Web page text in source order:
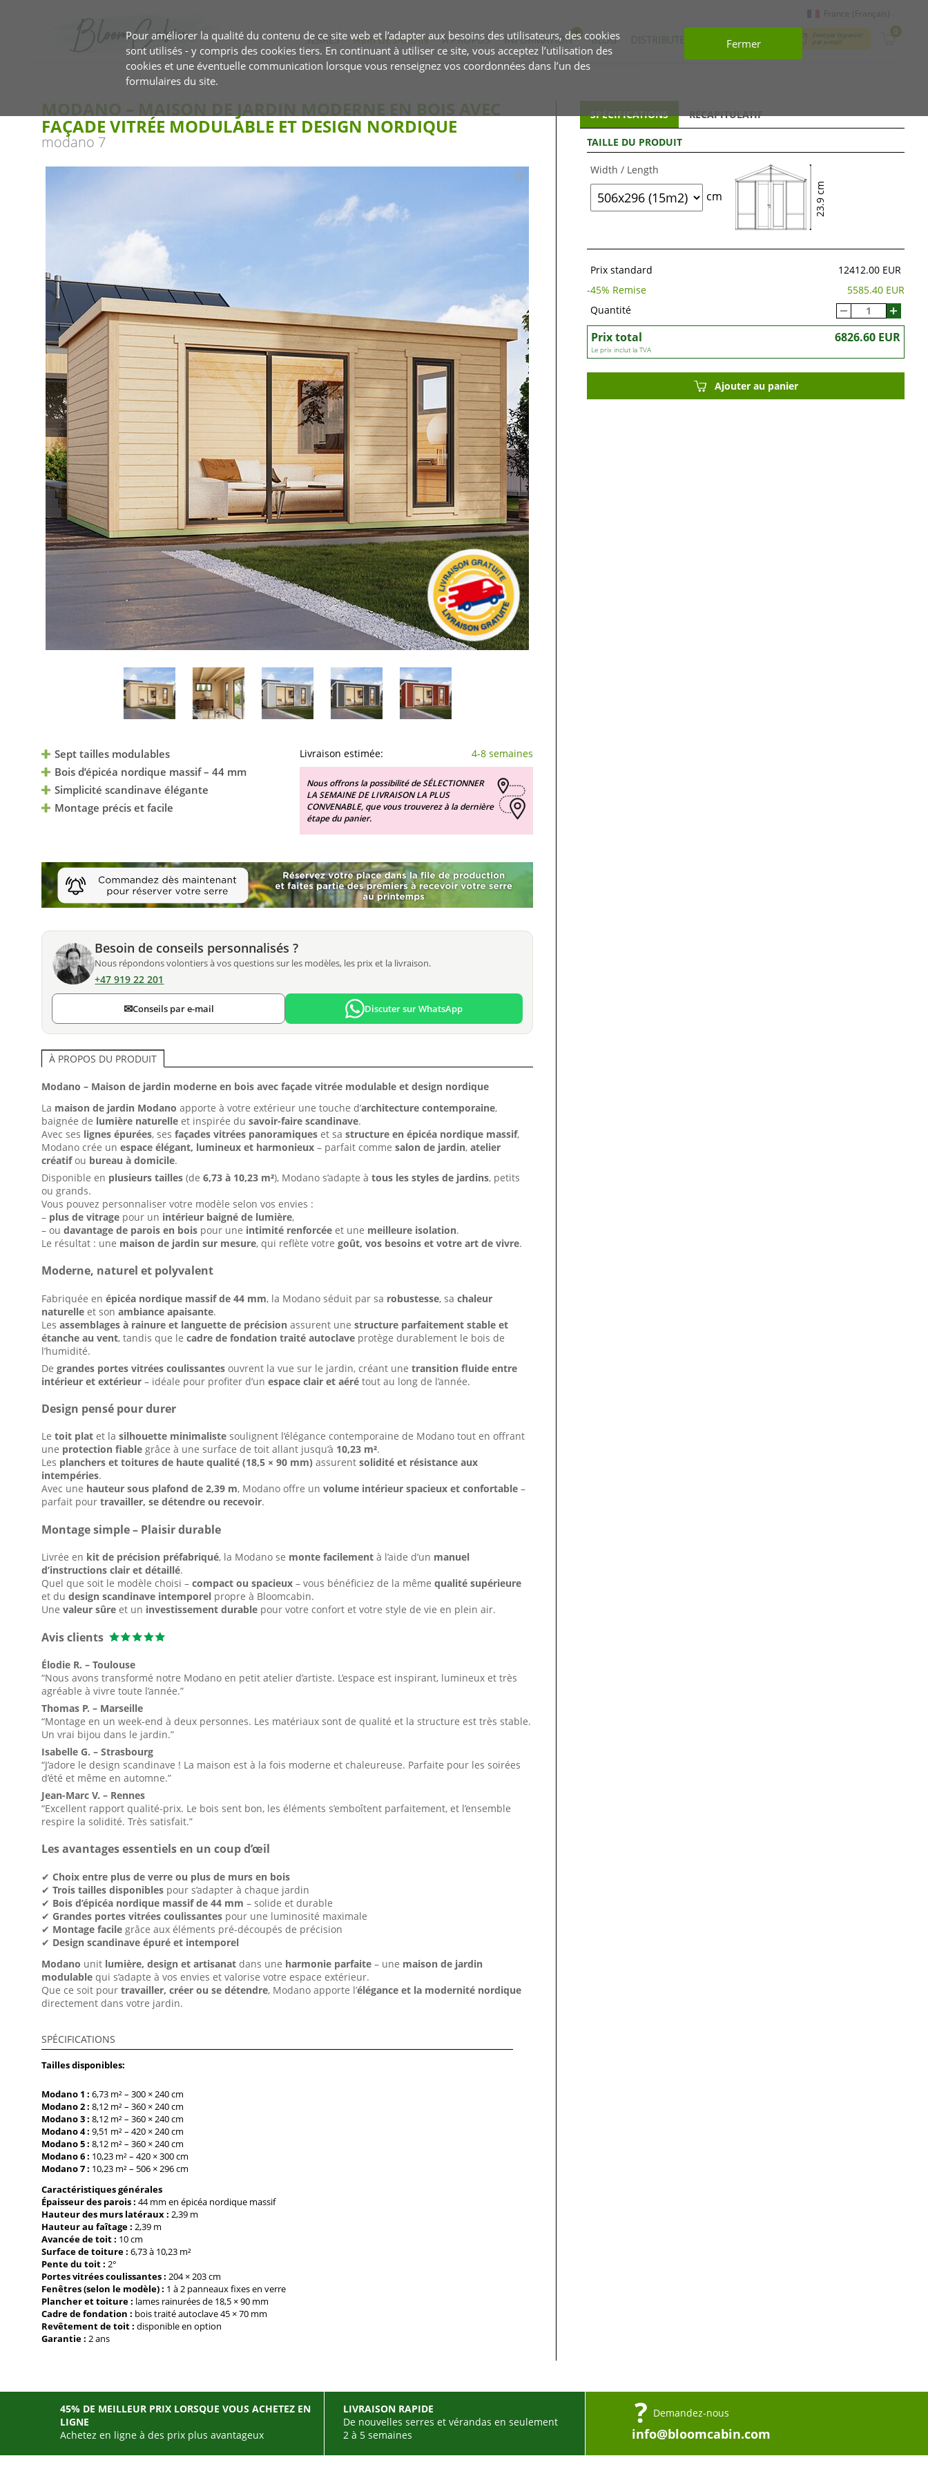
Pour améliorer la qualité du contenu de ce site web et l’adapter aux besoins des utilisateurs, des cookies
sont utilisés - y compris des cookies tiers. En continuant à utiliser ce site, vous acceptez l’utilisation des
cookies et une éventuelle communication lorsque vous renseignez vos coordonnées dans l’un des
formulaires du site.
Fermer
0
SERRES ABRI DE JARDIN À PROPOS INFORMATION BLOG CONTACTS
France (Français)
MODANO – MAISON DE JARDIN MODERNE EN BOIS AVEC
FAÇADE VITRÉE MODULABLE ET DESIGN NORDIQUE
modano 7
Sept tailles modulables
Bois d’épicéa nordique massif – 44 mm
Simplicité scandinave élégante
Montage précis et facile
Livraison estimée: 4-8 semaines
Nous offrons la possibilité de SÉLECTIONNER
LA SEMAINE DE LIVRAISON LA PLUS
CONVENABLE, que vous trouverez à la dernière
étape du panier.
Besoin de conseils personnalisés ?
Nous répondons volontiers à vos questions sur les modèles, les prix et la livraison.
+47 919 22 201
✉Conseils par e-mail Discuter sur WhatsApp
À PROPOS DU PRODUIT
Modano – Maison de jardin moderne en bois avec façade vitrée modulable et design nordique
La maison de jardin Modano apporte à votre extérieur une touche d’architecture contemporaine,
baignée de lumière naturelle et inspirée dusavoir-faire scandinave.
Avec ses lignes épurées, sesfaçades vitrées panoramiques et sastructure en épicéa nordique massif,
Modano crée unespace élégant, lumineux et harmonieux – parfait commesalon de jardin,atelier
créatifou bureau à domicile.
Disponible en plusieurs tailles (de6,73 à 10,23 m²), Modano s’adapte àtous les styles de jardins, petits
ou grands.
Vous pouvez personnaliser votre modèle selon vos envies :
– plus de vitrage pour un intérieur baigné de lumière,
– oudavantage de parois en bois pour une intimité renforcée et une meilleure isolation.
Le résultat : une maison de jardin sur mesure, qui reflète votregoût, vos besoins et votre art de vivre.
Moderne, naturel et polyvalent
Fabriquée enépicéa nordique massif de 44 mm, la Modano séduit par sa robustesse, sachaleur
naturelle et sonambiance apaisante.
Lesassemblages à rainure et languette de précision assurent unestructure parfaitement stable et
étanche au vent, tandis que lecadre de fondation traité autoclave protège durablement le bois de
l’humidité.
Degrandes portes vitrées coulissantes ouvrent la vue sur le jardin, créant unetransition fluide entre
intérieur et extérieur – idéale pour profiter d’unespace clair et aéré tout au long de l’année.
Design pensé pour durer
Letoit plat et lasilhouette minimaliste soulignent l’élégance contemporaine de Modano tout en offrant
une protection fiable grâce à une surface de toit allant jusqu’à 10,23 m².
Les planchers et toitures de haute qualité (18,5 × 90 mm) assurentsolidité et résistance aux
intempéries.
Avec une hauteur sous plafond de 2,39 m, Modano offre unvolume intérieur spacieux et confortable –
parfait pourtravailler, se détendre ou recevoir.
Montage simple – Plaisir durable
Livrée en kit de précision préfabriqué, la Modano se monte facilement à l’aide d’un manuel
d’instructions clair et détaillé.
Quel que soit le modèle choisi –compact ou spacieux – vous bénéficiez de la mêmequalité supérieure
et dudesign scandinave intemporel propre à Bloomcabin.
Unevaleur sûre et un investissement durable pour votre confort et votre style de vie en plein air.
Avis clients
Élodie R. – Toulouse
“Nous avons transformé notre Modano en petit atelier d’artiste. L’espace est inspirant, lumineux et très
agréable à vivre toute l’année.”
Thomas P. – Marseille
“Montage en un week-end à deux personnes. Les matériaux sont de qualité et la structure est très stable.
Un vrai bijou dans le jardin.”
Isabelle G. – Strasbourg
“J’adore le design scandinave ! La maison est à la fois moderne et chaleureuse. Parfaite pour les soirées
d’été et même en automne.”
Jean-Marc V. – Rennes
“Excellent rapport qualité-prix. Le bois sent bon, les éléments s’emboîtent parfaitement, et l’ensemble
respire la solidité. Très satisfait.”
Les avantages essentiels en un coup d’œil
✔Choix entre plus de verre ou plus de murs en bois
✔Trois tailles disponibles pour s’adapter à chaque jardin
✔ Bois d’épicéa nordique massif de 44 mm – solide et durable
✔Grandes portes vitrées coulissantes pour une luminosité maximale
✔ Montage facile grâce aux éléments pré-découpés de précision
✔ Design scandinave épuré et intemporel
Modano unit lumière, design et artisanat dans une harmonie parfaite – une maison de jardin
modulable qui s’adapte à vos envies et valorise votre espace extérieur.
Que ce soit pourtravailler, créer ou se détendre, Modano apporte l’élégance et la modernité nordique
directement dans votre jardin.
SPÉCIFICATIONS
Tailles disponibles:
Modano 1 : 6,73 m² – 300 × 240 cm
Modano 2 : 8,12 m² – 360 × 240 cm
Modano 3 : 8,12 m² – 360 × 240 cm
Modano 4 : 9,51 m² – 420 × 240 cm
Modano 5 : 8,12 m² – 360 × 240 cm
Modano 6 : 10,23 m² – 420 × 300 cm
Modano 7 : 10,23 m² – 506 × 296 cm
Caractéristiques générales
Épaisseur des parois : 44 mm en épicéa nordique massif
Hauteur des murs latéraux : 2,39 m
Hauteur au faîtage : 2,39 m
Avancée de toit : 10 cm
Surface de toiture : 6,73 à 10,23 m²
Pente du toit : 2°
Portes vitrées coulissantes : 204 × 203 cm
Fenêtres (selon le modèle) : 1 à 2 panneaux fixes en verre
Plancher et toiture : lames rainurées de 18,5 × 90 mm
Cadre de fondation : bois traité autoclave 45 × 70 mm
Revêtement de toit : disponible en option
Garantie : 2 ans
SPÉCIFICATIONS RÉCAPITULATIF
TAILLE DU PRODUIT
Width / Length
cm 23.9 cm
Prix standard
12412.00 EUR
-45% Remise
5585.40 EUR
Quantité
Prix total 6826.60 EUR
Le prix inclut la TVA
Ajouter au panier
45% DE MEILLEUR PRIX LORSQUE VOUS ACHETEZ EN
LIGNE
Achetez en ligne à des prix plus avantageux
LIVRAISON RAPIDE
De nouvelles serres et vérandas en seulement
2 à 5 semaines
Demandez-nous
info@bloomcabin.com